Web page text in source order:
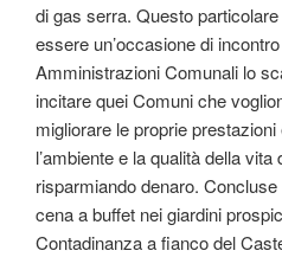
di gas serra. Questo
essere un’occasione di
Amministrazioni Comunali lo
incitare quei Comuni che
migliorare le proprie
l’ambiente e la qualità della
risparmiando denaro.
cena a buffet nei giardini
Contadinanza a fianco del